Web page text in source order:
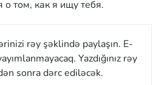
о том, как я ищу тебя.
rəy şəklində paylaşın. E-
Yazdığınız rəy
sonra dərc ediləcək.